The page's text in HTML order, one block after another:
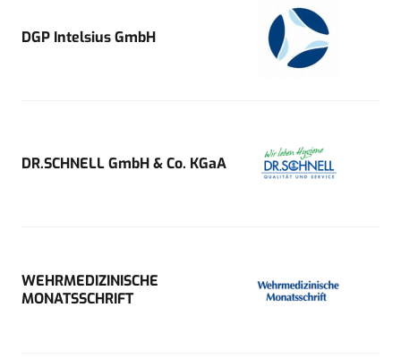
DGP Intelsius GmbH
DR.SCHNELL GmbH & Co. KGaA
WEHRMEDIZINISCHE
MONATSSCHRIFT